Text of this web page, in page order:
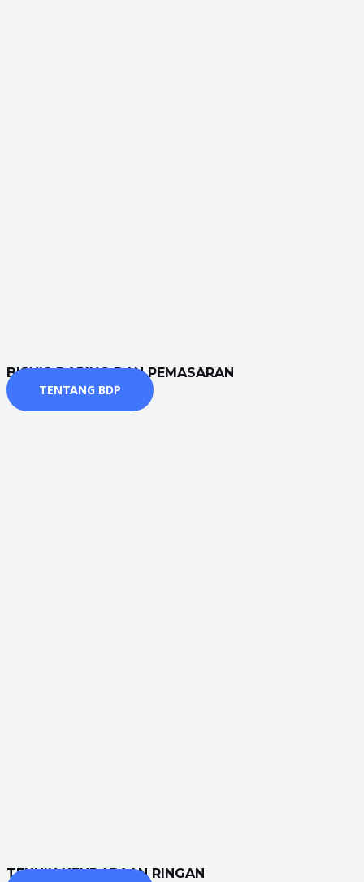
BISNIS DARING DAN PEMASARAN
TENTANG BDP
TEKNIK KENDARAAN RINGAN